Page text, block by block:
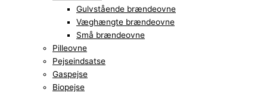
Gulvstående brændeovne
Væghængte brændeovne
Små brændeovne
Pilleovne
Pejseindsatse
Gaspejse
Biopejse